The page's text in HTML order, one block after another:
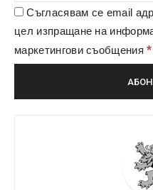
Съгласявам се email
цел изпращане на
маркетингови съобщения*